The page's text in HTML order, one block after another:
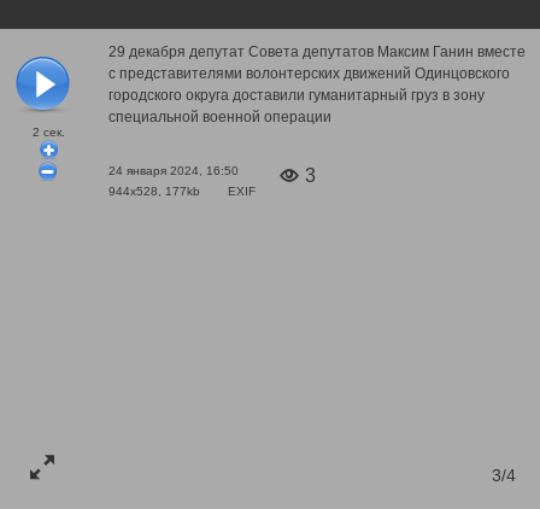
2 сек.
29 декабря депутат Совета депутатов Максим Ганин вместе
с представителями волонтерских движений Одинцовского
городского округа доставили гуманитарный груз в зону
специальной военной операции
24 января 2024, 16:50
944x528, 177kb
EXIF
3
3/4